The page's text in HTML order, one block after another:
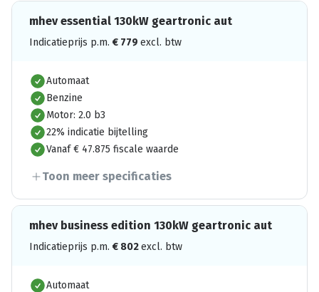
mhev essential 130kW geartronic aut
Indicatieprijs p.m. € 779 excl. btw
Automaat
Benzine
Motor: 2.0 b3
22% indicatie bijtelling
Vanaf € 47.875 fiscale waarde
Toon meer specificaties
mhev business edition 130kW geartronic aut
Indicatieprijs p.m. € 802excl. btw
Automaat